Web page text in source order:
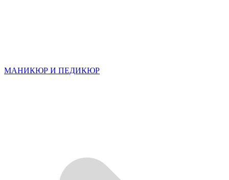
МАНИКЮР И ПЕДИКЮР